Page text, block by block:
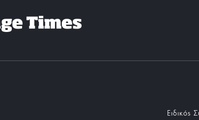
Ειδικός